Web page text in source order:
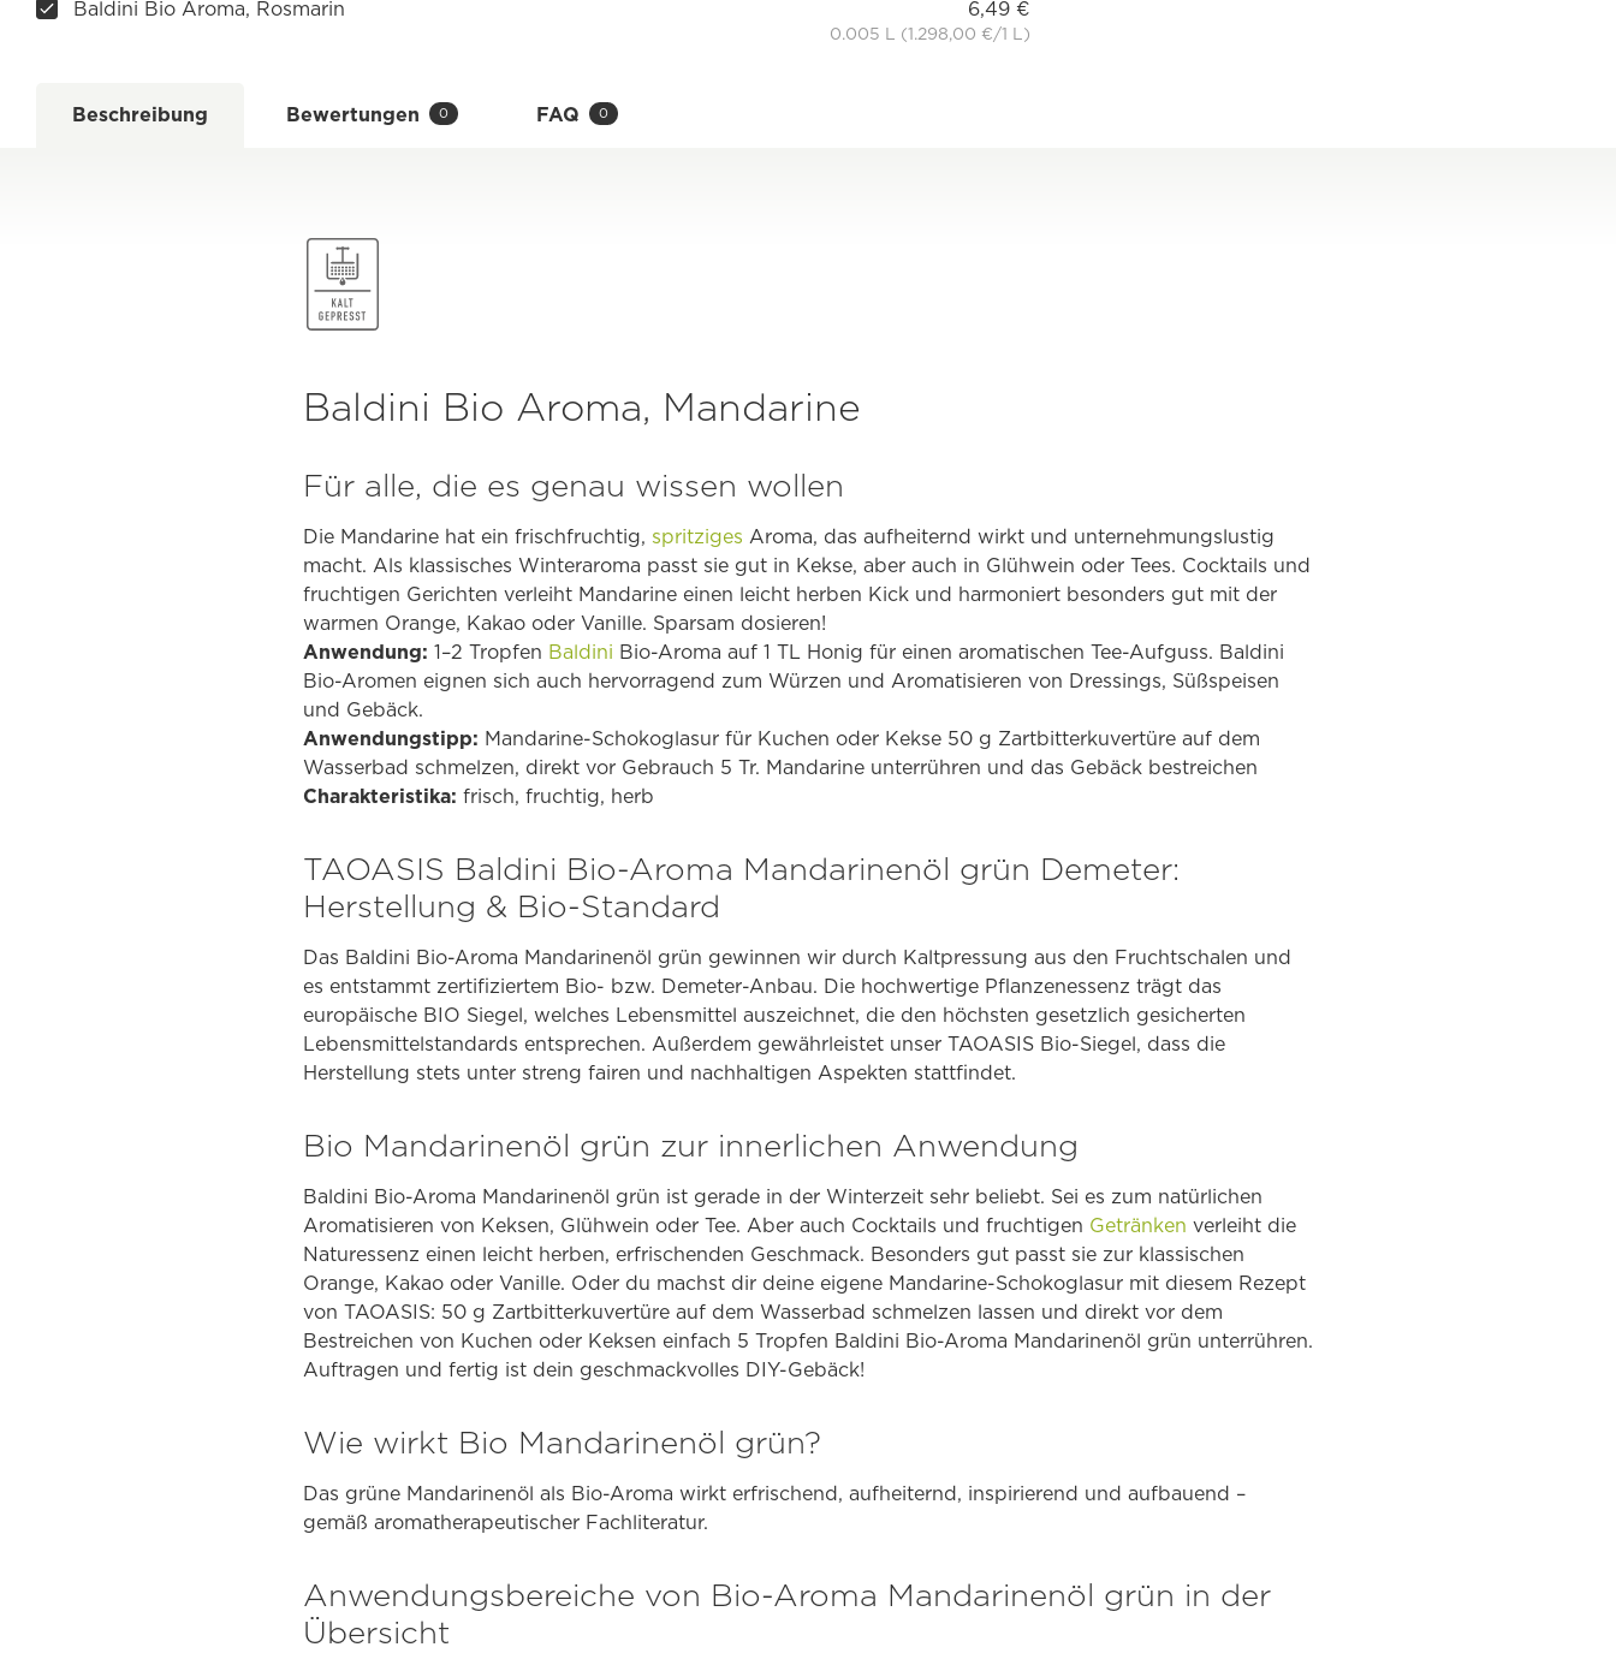
Baldini Bio Aroma, Rosmarin 6,49 €
0.005 L (1.298,00 €/1 L)
Beschreibung Bewertungen 0 FAQ 0
Baldini Bio Aroma, Mandarine
Für alle, die es genau wissen wollen
Die Mandarine hat ein frischfruchtig, spritziges Aroma, das aufheiternd wirkt und unternehmungslustig
macht. Als klassisches Winteraroma passt sie gut in Kekse, aber auch in Glühwein oder Tees. Cocktails und
fruchtigen Gerichten verleiht Mandarine einen leicht herben Kick und harmoniert besonders gut mit der
warmen Orange, Kakao oder Vanille. Sparsam dosieren!
Anwendung: 1–2 Tropfen Baldini Bio-Aroma auf 1 TL Honig für einen aromatischen Tee-Aufguss. Baldini
Bio-Aromen eignen sich auch hervorragend zum Würzen und Aromatisieren von Dressings, Süßspeisen
und Gebäck.
Anwendungstipp: Mandarine-Schokoglasur für Kuchen oder Kekse 50 g Zartbitterkuvertüre auf dem
Wasserbad schmelzen, direkt vor Gebrauch 5 Tr. Mandarine unterrühren und das Gebäck bestreichen
Charakteristika: frisch, fruchtig, herb
TAOASIS Baldini Bio-Aroma Mandarinenöl grün Demeter:
Herstellung & Bio-Standard
Das Baldini Bio-Aroma Mandarinenöl grün gewinnen wir durch Kaltpressung aus den Fruchtschalen und
es entstammt zertifiziertem Bio- bzw. Demeter-Anbau. Die hochwertige Pflanzenessenz trägt das
europäische BIO Siegel, welches Lebensmittel auszeichnet, die den höchsten gesetzlich gesicherten
Lebensmittelstandards entsprechen. Außerdem gewährleistet unser TAOASIS Bio-Siegel, dass die
Herstellung stets unter streng fairen und nachhaltigen Aspekten stattfindet.
Bio Mandarinenöl grün zur innerlichen Anwendung
Baldini Bio-Aroma Mandarinenöl grün ist gerade in der Winterzeit sehr beliebt. Sei es zum natürlichen
Aromatisieren von Keksen, Glühwein oder Tee. Aber auch Cocktails und fruchtigen Getränken verleiht die
Naturessenz einen leicht herben, erfrischenden Geschmack. Besonders gut passt sie zur klassischen
Orange, Kakao oder Vanille. Oder du machst dir deine eigene Mandarine-Schokoglasur mit diesem Rezept
von TAOASIS: 50 g Zartbitterkuvertüre auf dem Wasserbad schmelzen lassen und direkt vor dem
Bestreichen von Kuchen oder Keksen einfach 5 Tropfen Baldini Bio-Aroma Mandarinenöl grün unterrühren.
Auftragen und fertig ist dein geschmackvolles DIY-Gebäck!
Wie wirkt Bio Mandarinenöl grün?
Das grüne Mandarinenöl als Bio-Aroma wirkt erfrischend, aufheiternd, inspirierend und aufbauend –
gemäß aromatherapeutischer Fachliteratur.
Anwendungsbereiche von Bio-Aroma Mandarinenöl grün in der
Übersicht